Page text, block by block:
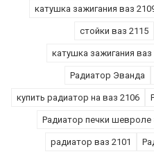
катушка зажигания ваз
стойки ваз 2115
катушка зажигания ваз
Радиатор Эванда
купить радиатор на ваз 2106
Радиатор печки шевроле
радиатор ваз 2101